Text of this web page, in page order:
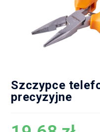
Szczypce
precyzyjne